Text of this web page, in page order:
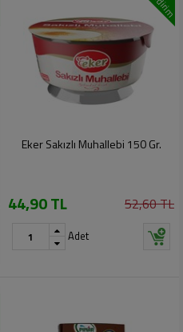
Eker Sakızlı Muhallebi 150 Gr.
44,90 TL 52,60 TL
Adet